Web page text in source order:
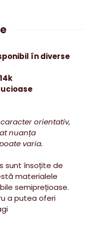
în diverse
orientativ,
nuanța
varia.
sunt însoțite de
materialele
semiprețioase.
a putea oferi